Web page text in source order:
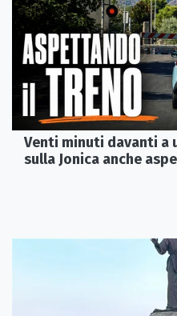
Venti minuti davanti a
sulla Jonica anche